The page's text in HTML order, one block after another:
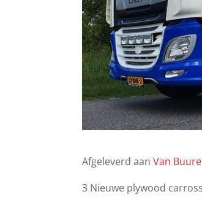
Afgeleverd aanVan
3 Nieuwe plywood